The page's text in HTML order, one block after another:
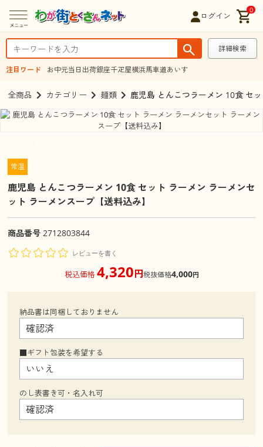
ログイン
0
詳細検索
注目ワード お中元当日出荷銀座千疋屋横浜馬車道あいす
全商品 カテゴリー 麺類 鹿児島 とんこつラーメン 10食 セ
常温
鹿児島 とんこつラーメン 10食 セット ラーメン ラーメンセ
ット ラーメンスープ【送料込み】
商品番号 2712803844
レビューを書く
税込価格4,320円税抜価格4,000円
納品書は同梱しておりません
■ギフト包装を希望する
のし表書き可・名入れ可